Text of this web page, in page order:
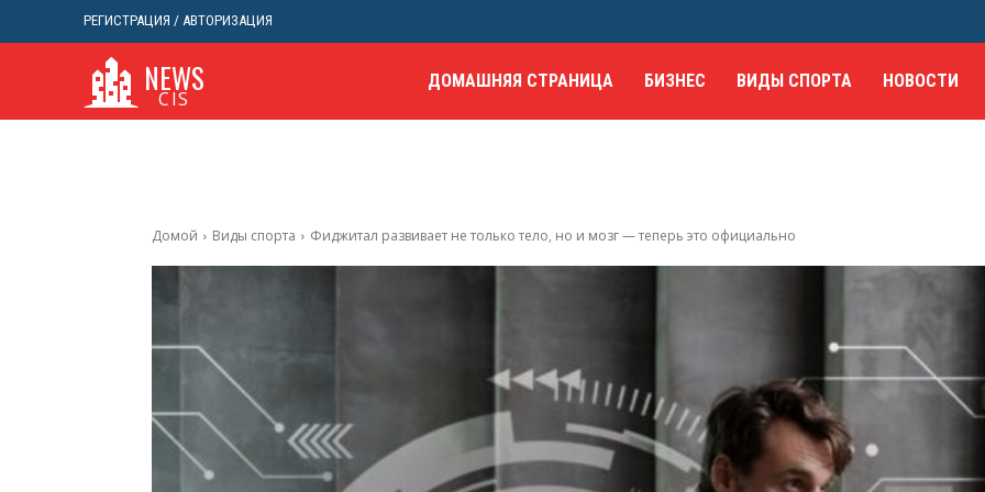
РЕГИСТРАЦИЯ / АВТОРИЗАЦИЯ
NEWS
CIS
ДОМАШНЯЯ СТРАНИЦА БИЗНЕС ВИДЫ СПОРТА НОВОСТИ
Домой Виды спорта Фиджитал развивает не только тело, но и мозг — теперь это официально